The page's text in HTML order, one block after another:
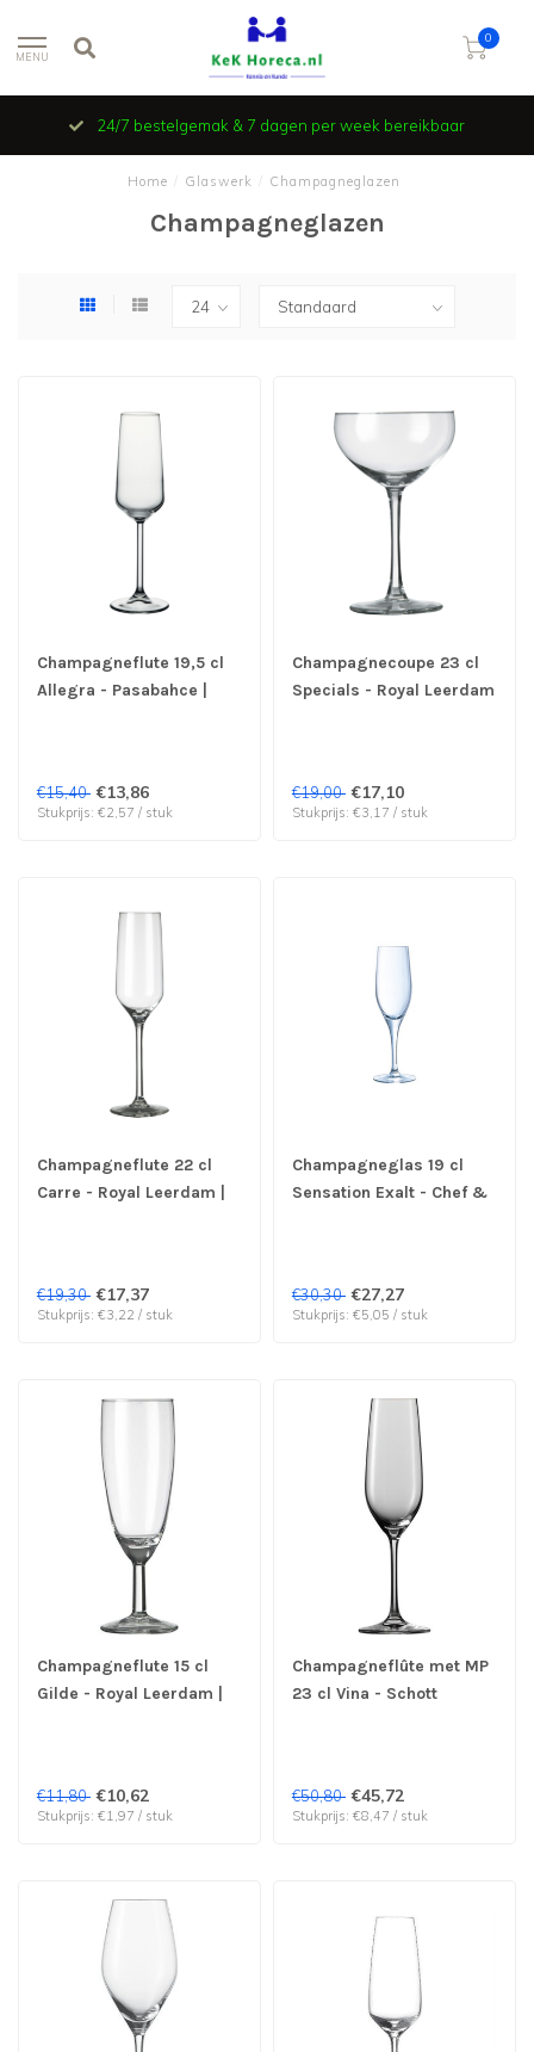
MENU
0
24/7 bestelgemak & 7 dagen per week bereikbaar
Home Glaswerk Champagneglazen
Champagneglazen
Champagneflute 19,5 cl
Allegra - Pasabahce |
€15,40 €13,86
Stukprijs: €2,57 / stuk
Champagnecoupe 23 cl
Specials - Royal Leerdam
€19,00 €17,10
Stukprijs: €3,17 / stuk
Champagneflute 22 cl
Carre - Royal Leerdam |
€19,30 €17,37
Stukprijs: €3,22 / stuk
Champagneglas 19 cl
Sensation Exalt - Chef &
€30,30 €27,27
Stukprijs: €5,05 / stuk
Champagneflute 15 cl
Gilde - Royal Leerdam |
€11,80 €10,62
Stukprijs: €1,97 / stuk
Champagneflûte met MP
23 cl Vina - Schott
€50,80 €45,72
Stukprijs: €8,47 / stuk